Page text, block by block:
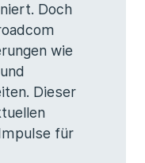
Doch
wie
Dieser
für